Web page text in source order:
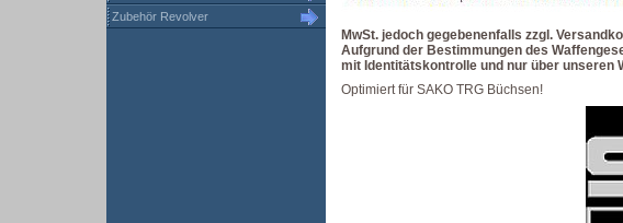
Zubehör Revolver
MwSt. jedoch gegebenenfalls zzgl.
Aufgrund der Bestimmungen des
mit Identitätskontrolle und nur über unseren
Optimiert für SAKO TRG Büchsen!